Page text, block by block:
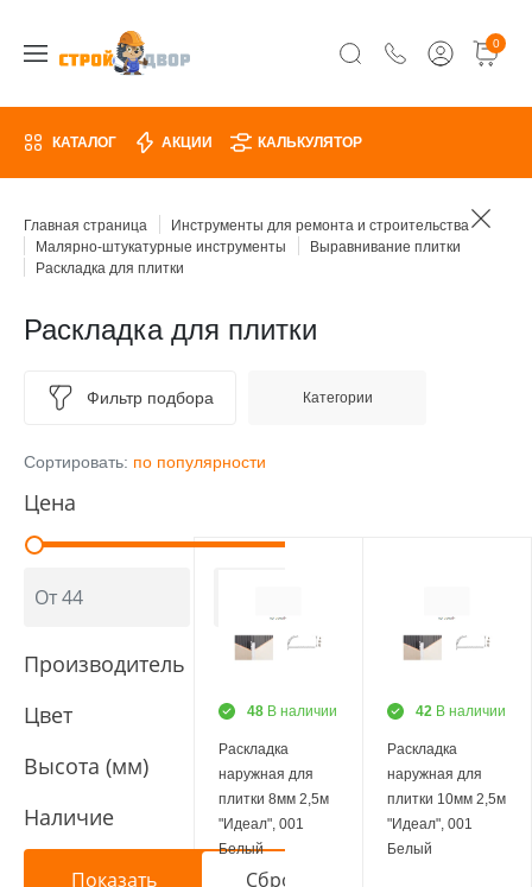
0
КАТАЛОГ АКЦИИ КАЛЬКУЛЯТОР
Главная страница
Инструменты для ремонта и строительства
Малярно-штукатурные инструменты
Выравнивание плитки
Раскладка для плитки
Раскладка для плитки
Фильтр подбора Категории
Сортировать: по популярности
Цена
Производитель
Цвет
Высота (мм)
Наличие
48 В наличии
Раскладка
наружная для
плитки 8мм 2,5м
"Идеал", 001
Белый
42 В наличии
Раскладка
наружная для
плитки 10мм 2,5м
"Идеал", 001
Белый